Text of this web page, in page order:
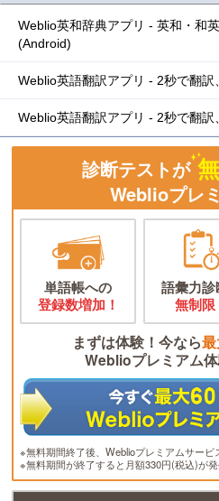
Weblio英和辞典アプリ - 英和・和
(Android)
Weblio英語翻訳アプリ - 2秒で翻
Weblio英語翻訳アプリ - 2秒で翻
診断テストが
Weblioプレ
単語帳への
登録数増加！
語彙力
無制限
まずは体験！今なら
Weblioプレミアム
※無料期間終了後、Weblioプレミアムサービ
※無料期間が終了すると月額330円(税込)が発